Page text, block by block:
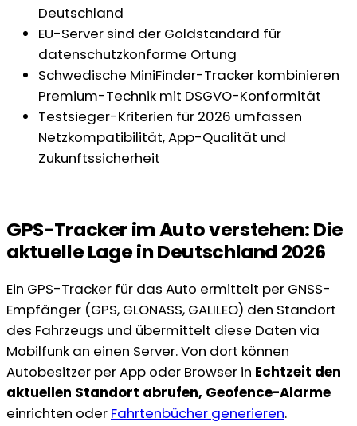
Deutschland
EU-Server sind der Goldstandard für
datenschutzkonforme Ortung
Schwedische MiniFinder-Tracker kombinieren
Premium-Technik mit DSGVO-Konformität
Testsieger-Kriterien für 2026 umfassen
Netzkompatibilität, App-Qualität und
Zukunftssicherheit
GPS-Tracker im Auto verstehen: Die
aktuelle Lage in Deutschland 2026
Ein GPS-Tracker für das Auto ermittelt per GNSS-
Empfänger (GPS, GLONASS, GALILEO) den Standort
des Fahrzeugs und übermittelt diese Daten via
Mobilfunk an einen Server. Von dort können
Autobesitzer per App oder Browser in Echtzeit den
aktuellen Standort abrufen, Geofence-Alarme
einrichten oder Fahrtenbücher generieren.